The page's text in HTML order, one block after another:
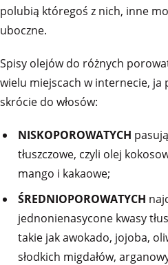
polubią któregoś z nich, inne
uboczne.
Spisy olejów do różnych
wielu miejscach w internecie, ja
skrócie do włosów:
NISKOPOROWATYCH
tłuszczowe, czyli olej
mango i kakaowe;
ŚREDNIOPOROWATYCH
jednonienasycone kwasy
takie jak awokado, jojoba,
słodkich migdałów,